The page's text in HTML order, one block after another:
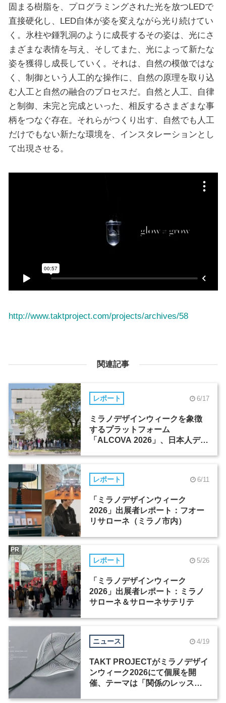
固まる樹脂を、プログラミングされた光を放つLEDで
直接硬化し、LED自体が姿を変えながら光り続けてい
く。氷柱や鍾乳洞のように成長するその姿は、光にさ
まざまな表情を与え、そしてまた、光によって新たな
姿を獲得し成長していく。それは、自然の模倣ではな
く、制御という人工的な操作に、自然の原理を取り込
む人工と自然の融合のプロセスだ。自然と人工、自律
と制御、未完と完成といった、相反するさまざまな事
柄をつなぐ存在。それらがつくり出す、自然でも人工
だけでもない新たな環境を、インスタレーションとし
て出現させる。
http://www.taktproject.com/projects/archives/58
関連記事
レポート 6/17
ミラノデザインウィークを象徴
するプラットフォーム
「ALCOVA 2026」、日本人デザ
レポート 6/11
「ミラノデザインウィーク
2026」出展者レポート：フオー
リサローネ（ミラノ市内）
レポート 5/26
「ミラノデザインウィーク
2026」出展者レポート：ミラノ
サローネ＆サローネサテリテ
PR
ニュース 4/19
TAKT PROJECTがミラノデザイ
ンウィーク2026にて個展を開
催、テーマは「関係のレッス